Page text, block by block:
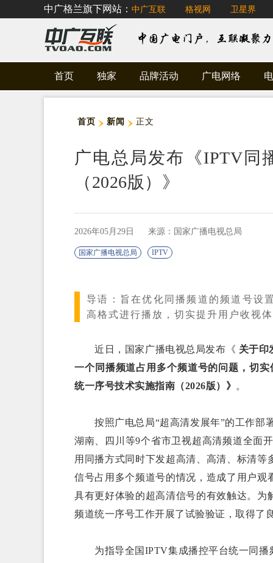
中广格兰旗下网站： 中广互联 格视网 卫星界
首页 独家 品牌活动 广电网络
首页 新闻 正文
广电总局发布《IPTV同
（2026版）》
2026年05月29日 来源：国家广播电视总局
国家广播电视总局 IPTV
导语：
旨在优化同播频道的频道号设
高格式进行播放，切实提升用户收视
近日，国家广播电视总局发布《 关于印
一个同播频道占用多个频道号的问题，切
统一序号技术实施指南（2026版）》 。
按照广电总局“超高清发展年”的工作部
湖南、四川等9个省市卫视超高清频道全面
用同播方式同时下发超高清、高清、标清
信号占用多个频道号的情况，造成了用户
具有更好体验的超高清信号的有效触达。
频道统一序号工作开展了试验验证，取得了
为指导全国IPTV集成播控平台统一同播